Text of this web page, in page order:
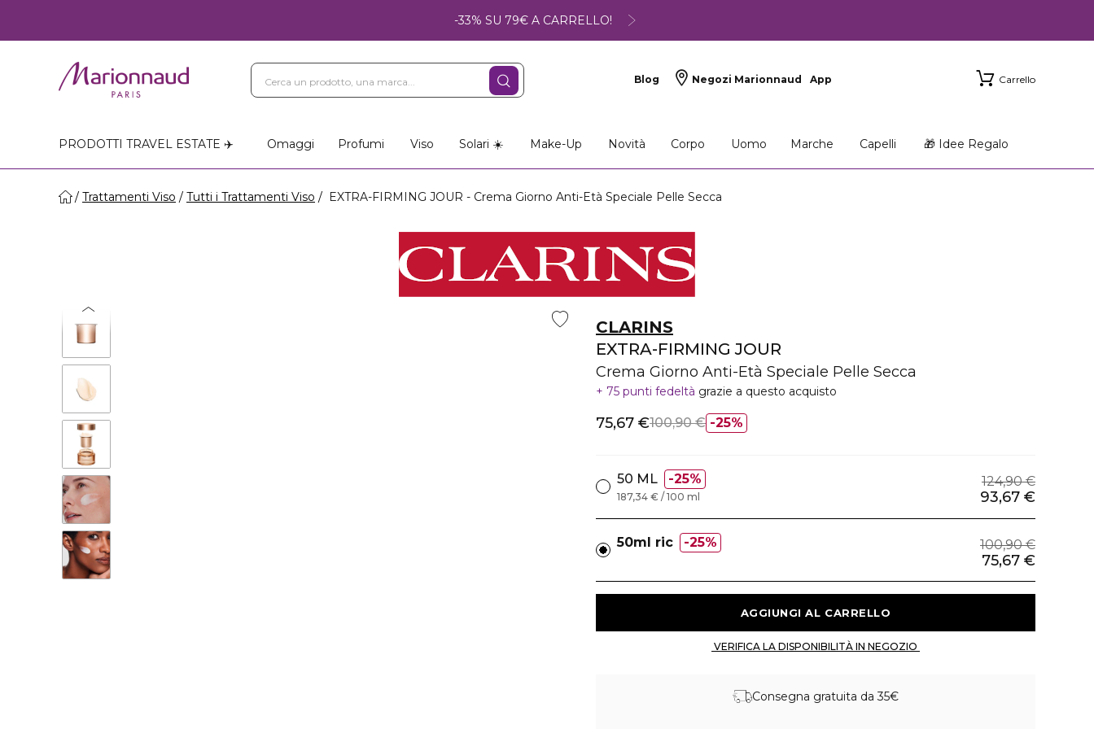
-33% SU 79€ A CARRELLO!
Blog Negozi Marionnaud App Carrello
PRODOTTI TRAVEL ESTATE ✈️ Omaggi Profumi Viso Solari ☀️ Make-Up Novità Corpo Uomo Marche Capelli 🎁 Idee Regalo
Trattamenti Viso Tutti i Trattamenti Viso EXTRA-FIRMING JOUR - Crema Giorno Anti-Età Speciale Pelle Secca
CLARINS
EXTRA-FIRMING JOUR
Crema Giorno Anti-Età Speciale Pelle Secca
75 punti fedeltà grazie a questo acquisto
25%
75,67 €100,90 €
50 ML 25% 124,90 €
93,67 €
187,34 € / 100 ml
50ml ric 25% 100,90 €
75,67 €
Consegna gratuita da 35€